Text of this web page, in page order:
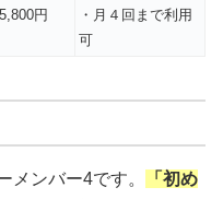
5,800円
・月４回まで利用
可
メンバー4です。
「初め